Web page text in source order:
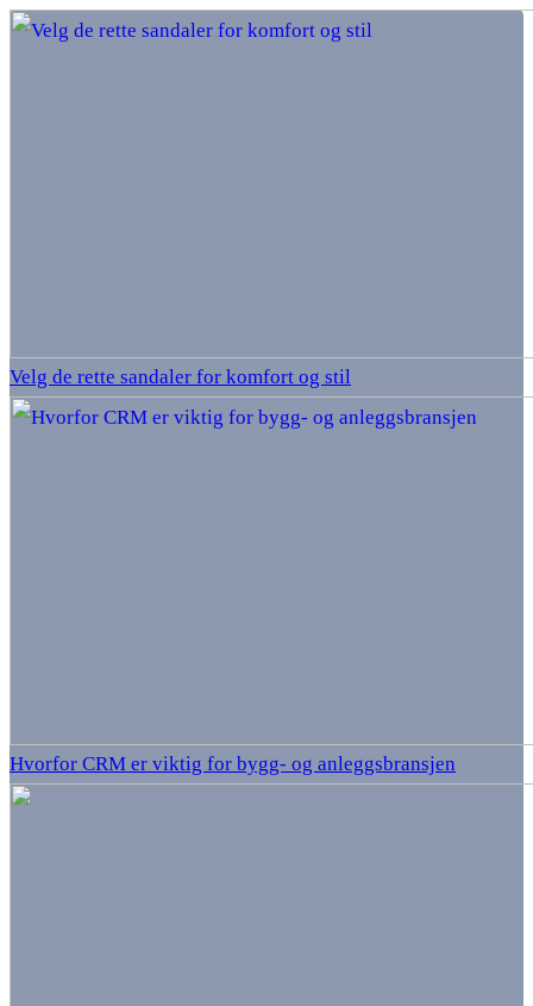
Velg de rette sandaler for komfort og stil
Hvorfor CRM er viktig for bygg- og anleggsbransjen